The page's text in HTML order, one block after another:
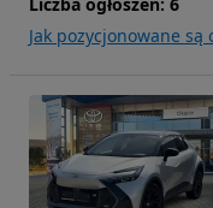
Jak pozycjonowane są